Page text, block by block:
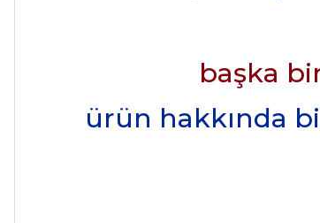
başka
ürün hakkında